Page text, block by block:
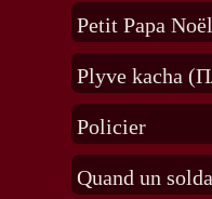
Petit Papa Noël
Plyve kacha
Policier
Quand un